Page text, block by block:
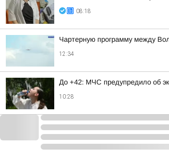
08:18
Чартерную программу между
12:34
До +42: МЧС предупредило об
10:28